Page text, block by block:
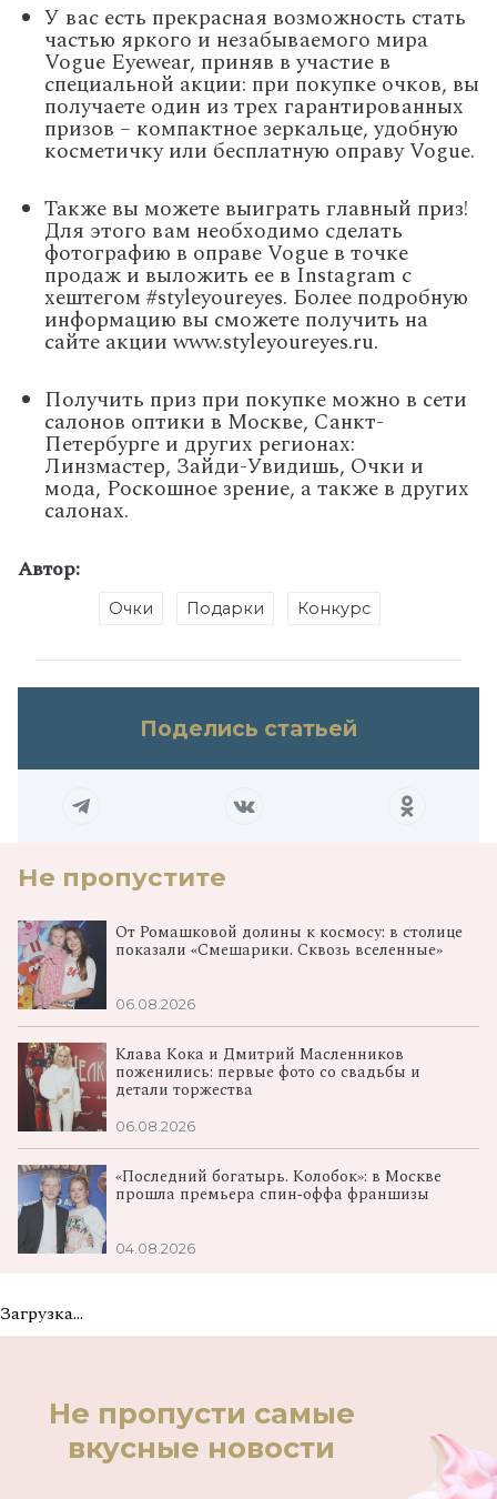
У вас есть прекрасная возможность стать
частью яркого и незабываемого мира
Vogue Eyewear, приняв в участие в
специальной акции: при покупке очков, вы
получаете один из трех гарантированных
призов – компактное зеркальце, удобную
косметичку или бесплатную оправу Vogue.
Также вы можете выиграть главный приз!
Для этого вам необходимо сделать
фотографию в оправе Vogue в точке
продаж и выложить ее в Instagram с
хештегом #styleyoureyes. Более подробную
информацию вы сможете получить на
сайте акции www.styleyoureyes.ru.
Получить приз при покупке можно в сети
салонов оптики в Москве, Санкт-
Петербурге и других регионах:
Линзмастер, Зайди-Увидишь, Очки и
мода, Роскошное зрение, а также в других
салонах.
Автор:
Очки Подарки Конкурс
Поделись статьей
Не пропустите
От Ромашковой долины к космосу: в столице
показали «Смешарики. Сквозь вселенные»
06.08.2026
Клава Кока и Дмитрий Масленников
поженились: первые фото со свадьбы и
детали торжества
06.08.2026
«Последний богатырь. Колобок»: в Москве
прошла премьера спин‑оффа франшизы
04.08.2026
Загрузка...
Не пропусти самые
вкусные новости